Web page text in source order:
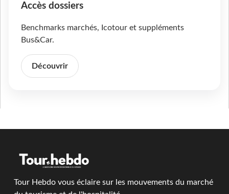
Accès dossiers
Benchmarks marchés, Icotour et suppléments
Bus&Car.
Découvrir
Tour Hebdo vous éclaire sur les mouvements du marché